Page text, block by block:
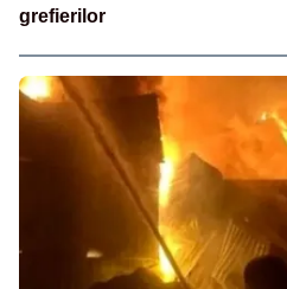
grefierilor